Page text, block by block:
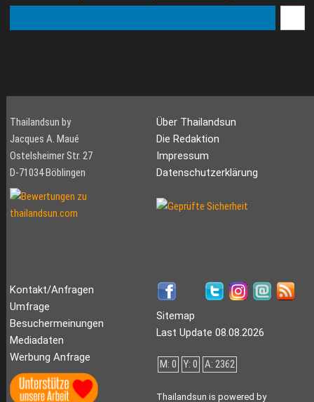
Thailandsun by
Jacques A. Maué
Ostelsheimer Str. 27
D-71034 Böblingen
Über Thailandsun
Die Redaktion
Impressum
Datenschutzerklärung
Kontakt/Anfragen
Umfrage
Besuchermeinungen
Mediadaten
Werbung Anfrage
Sitemap
Last Update 08.08.2026
M: 0 Y: 0 A: 2362
Thailandsun is powered by